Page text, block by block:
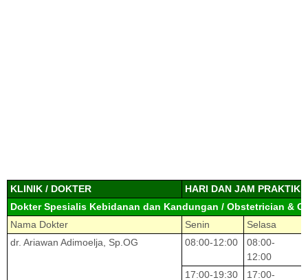
KLINIK / DOKTER
HARI DAN JAM PRAKTIK
Dokter Spesialis Kebidanan dan Kandungan / Obstetrician &
Nama Dokter
Senin Selasa
dr. Ariawan Adimoelja, Sp.OG
08:00-12:00
08:00-
12:00
17:00-19:30
17:00-